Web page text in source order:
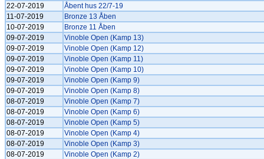
22-07-2019
Åbent hus 22/7-19
11-07-2019
Bronze 13 Åben
10-07-2019
Bronze 11 Åben
09-07-2019
Vinoble Open (Kamp 13)
09-07-2019
Vinoble Open (Kamp 12)
09-07-2019
Vinoble Open (Kamp 11)
09-07-2019
Vinoble Open (Kamp 10)
09-07-2019
Vinoble Open (Kamp 9)
09-07-2019
Vinoble Open (Kamp 8)
08-07-2019
Vinoble Open (Kamp 7)
08-07-2019
Vinoble Open (Kamp 6)
08-07-2019
Vinoble Open (Kamp 5)
08-07-2019
Vinoble Open (Kamp 4)
08-07-2019
Vinoble Open (Kamp 3)
08-07-2019
Vinoble Open (Kamp 2)